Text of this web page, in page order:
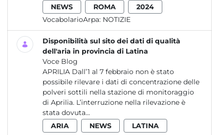
NEWS
ROMA
2024
VocabolarioArpa: NOTIZIE
Disponibilità sul sito dei dati di qualità
dell'aria in provincia di Latina
Voce Blog
APRILIA Dall’1 al 7 febbraio non è stato
possibile rilevare i dati di concentrazione delle
polveri sottili nella stazione di monitoraggio
di Aprilia. L’interruzione nella rilevazione è
stata dovuta...
ARIA
NEWS LATINA